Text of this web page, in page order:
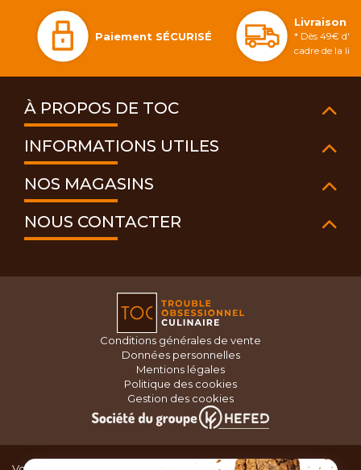
Paiement SÉCURISÉ
Livraison
* Dès 49€
cadre de la
À PROPOS DE TOC
INFORMATIONS UTILES
NOS MAGASINS
NOUS CONTACTER
Conditions générales de vente
Données personnelles
Mentions légales
Politique des cookies
Gestion des cookies